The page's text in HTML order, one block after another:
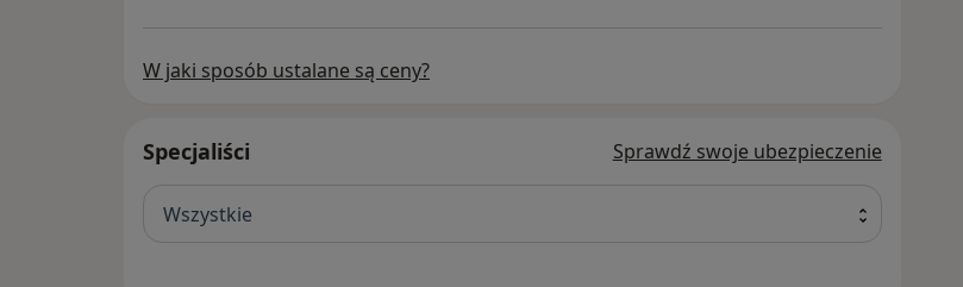
W jaki sposób ustalane są ceny?
Specjaliści Sprawdź swoje ubezpieczenie
Wszystkie